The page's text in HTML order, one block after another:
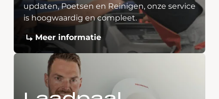
updaten, Poetsen en Reinigen, onze service
is hoogwaardig en compleet.
Meer informatie